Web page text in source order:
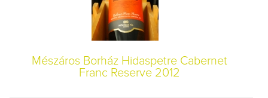
Mészáros Borház Hidaspetre Cabernet
Franc Reserve 2012